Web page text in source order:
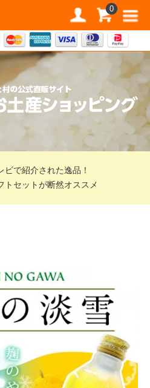
と村公式直販サイト 0
ビで紹介された逸品！
トセットが断然オススメ